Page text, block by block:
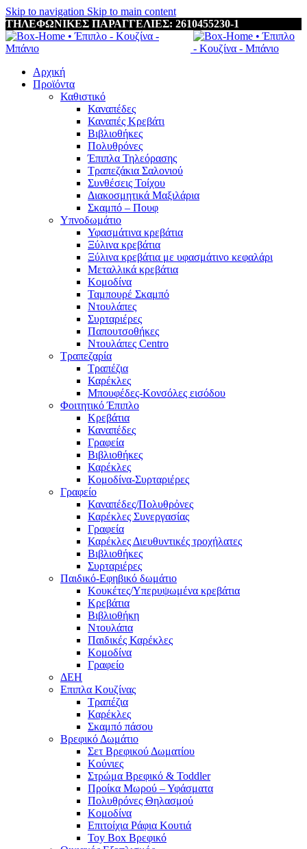
Skip to navigation Skip to main content
ΤΗΛΕΦΩΝΙΚΕΣ ΠΑΡΑΓΓΕΛΙΕΣ: 2610455230-1
Αρχική
Προϊόντα
Καθιστικό
Καναπέδες
Καναπές Κρεβάτι
Βιβλιοθήκες
Πολυθρόνες
Έπιπλα Τηλεόρασης
Τραπεζάκια Σαλονιού
Συνθέσεις Τοίχου
Διακοσμητικά Μαξιλάρια
Σκαμπό – Πουφ
Υπνοδωμάτιο
Υφασμάτινα κρεβάτια
Ξύλινα κρεβάτια
Ξύλινα κρεβάτια με υφασμάτινο κεφαλάρι
Mεταλλικά κρεβάτια
Κομοδίνα
Ταμπουρέ Σκαμπό
Ντουλάπες
Συρταριέρες
Παπουτσοθήκες
Ντουλάπες Centro
Τραπεζαρία
Τραπέζια
Καρέκλες
Μπουφέδες-Κονσόλες εισόδου
Φοιτητικό Έπιπλο
Κρεβάτια
Καναπέδες
Γραφεία
Βιβλιοθήκες
Καρέκλες
Κομοδίνα-Συρταριέρες
Γραφείο
Καναπέδες/Πολυθρὀνες
Καρέκλες Συνεργασίας
Γραφεία
Καρέκλες Διευθυντικές τροχήλατες
Βιβλιοθήκες
Συρταριέρες
Παιδικό-Εφηβικό δωμάτιο
Κουκέτες/Υπερυψωμένα κρεβάτια
Κρεβάτια
Βιβλιοθήκη
Ντουλάπα
Παιδικές Καρέκλες
Κομοδίνα
Γραφείο
ΔΕΗ
Επιπλα Κουζίνας
Τραπέζια
Καρέκλες
Σκαμπό πάσου
Βρεφικό Δωμάτιο
Σετ Βρεφικού Δωματίου
Κούνιες
Στρώμα Βρεφικό & Toddler
Προίκα Μωρού – Υφάσματα
Πολυθρόνες Θηλασμού
Κομοδίνα
Επιτοίχια Ράφια Κουτιά
Toy Box Βρεφικό